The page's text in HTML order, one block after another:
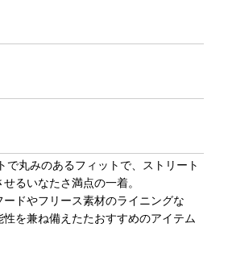
で丸みのあるフィットで、ストリート
るいなたさ満点の一着。
ドやフリース素材のライニングな
性を兼ね備えたたおすすめのアイテム